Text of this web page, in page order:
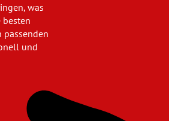
was
besten
passenden
und